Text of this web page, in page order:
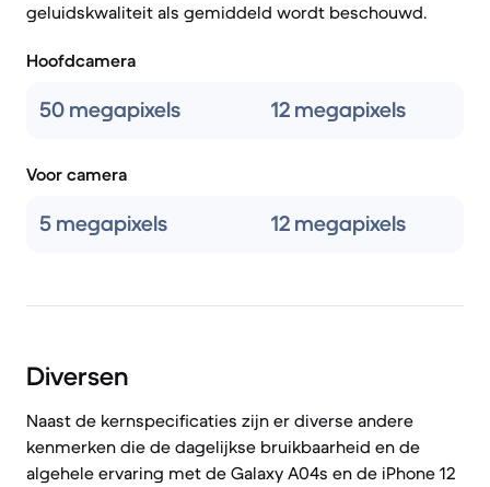
geluidskwaliteit als gemiddeld wordt beschouwd.
Hoofdcamera
50 megapixels 12 megapixels
Voor camera
5 megapixels 12 megapixels
Diversen
Naast de kernspecificaties zijn er diverse andere
kenmerken die de dagelijkse bruikbaarheid en de
algehele ervaring met de Galaxy A04s en de iPhone 12